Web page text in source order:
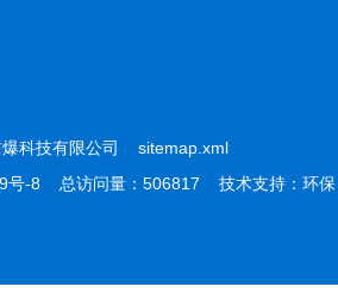
爆科技有限公司 sitemap.xml
号-8 总访问量：506817 技术支持： 环保